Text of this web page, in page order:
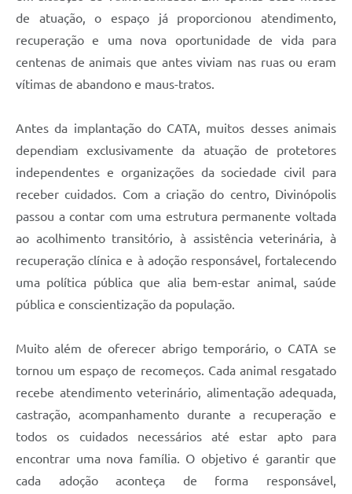
de atuação, o espaço já proporcionou atendimento,
recuperação e uma nova oportunidade de vida para
centenas de animais que antes viviam nas ruas ou eram
vítimas de abandono e maus-tratos.
Antes da implantação do CATA, muitos desses animais
dependiam exclusivamente da atuação de protetores
independentes e organizações da sociedade civil para
receber cuidados. Com a criação do centro, Divinópolis
passou a contar com uma estrutura permanente voltada
ao acolhimento transitório, à assistência veterinária, à
recuperação clínica e à adoção responsável, fortalecendo
uma política pública que alia bem-estar animal, saúde
pública e conscientização da população.
Muito além de oferecer abrigo temporário, o CATA se
tornou um espaço de recomeços. Cada animal resgatado
recebe atendimento veterinário, alimentação adequada,
castração, acompanhamento durante a recuperação e
todos os cuidados necessários até estar apto para
encontrar uma nova família. O objetivo é garantir que
cada adoção aconteça de forma responsável,